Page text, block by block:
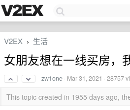
V2EX › 生活
女朋友想在一线买房，
zw1one · Mar 31, 2021 · 28757
This topic created in 1955 days ago,